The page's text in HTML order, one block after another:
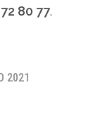
80 77.
2021